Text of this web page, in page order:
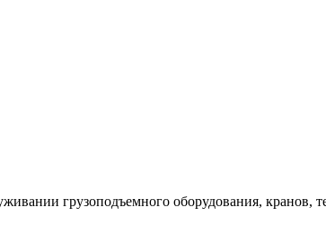
грузоподъемного оборудования, кранов,